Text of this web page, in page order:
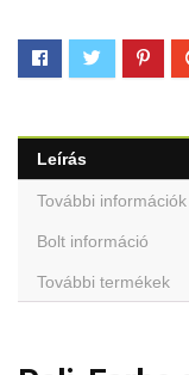
Leírás
További információk
Bolt információ
További termékek